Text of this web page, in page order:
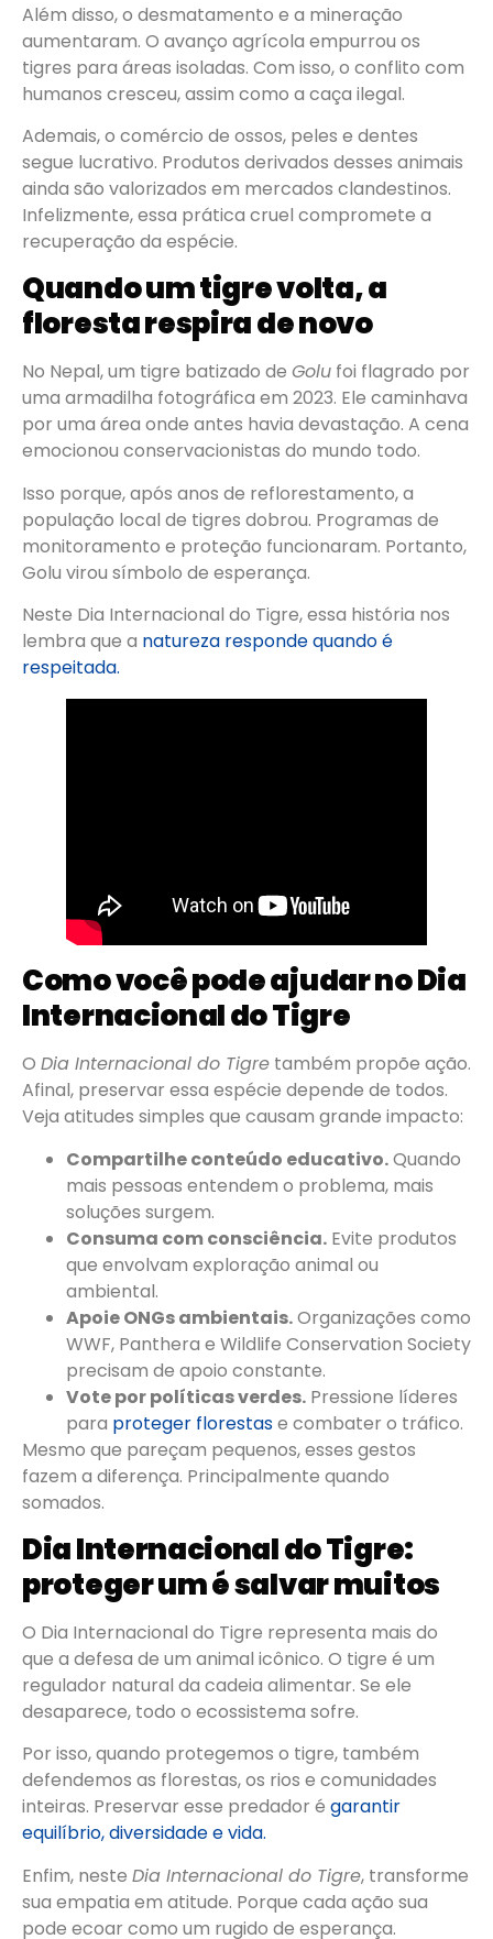
Além disso, o desmatamento e a mineração
aumentaram. O avanço agrícola empurrou os
tigres para áreas isoladas. Com isso, o conflito com
humanos cresceu, assim como a caça ilegal.
Ademais, o comércio de ossos, peles e dentes
segue lucrativo. Produtos derivados desses animais
ainda são valorizados em mercados clandestinos.
Infelizmente, essa prática cruel compromete a
recuperação da espécie.
Quando um tigre volta, a
floresta respira de novo
No Nepal, um tigre batizado de Golu foi flagrado por
uma armadilha fotográfica em 2023. Ele caminhava
por uma área onde antes havia devastação. A cena
emocionou conservacionistas do mundo todo.
Isso porque, após anos de reflorestamento, a
população local de tigres dobrou. Programas de
monitoramento e proteção funcionaram. Portanto,
Golu virou símbolo de esperança.
Neste Dia Internacional do Tigre, essa história nos
lembra que a natureza responde quando é
respeitada.
Como você pode ajudar no Dia
Internacional do Tigre
O Dia Internacional do Tigre também propõe ação.
Afinal, preservar essa espécie depende de todos.
Veja atitudes simples que causam grande impacto:
Compartilhe conteúdo educativo.Quando
mais pessoas entendem o problema, mais
soluções surgem.
Consuma com consciência. Evite produtos
que envolvam exploração animal ou
ambiental.
Apoie ONGs ambientais.Organizações como
WWF, Panthera e Wildlife Conservation Society
precisam de apoio constante.
Vote por políticas verdes. Pressione líderes
para proteger florestase combater o tráfico.
Mesmo que pareçam pequenos, esses gestos
fazem a diferença. Principalmente quando
somados.
Dia Internacional do Tigre:
proteger um é salvar muitos
O Dia Internacional do Tigre representa mais do
que a defesa de um animal icônico. O tigre é um
regulador natural da cadeia alimentar. Se ele
desaparece, todo o ecossistema sofre.
Por isso, quando protegemos o tigre, também
defendemos as florestas, os rios e comunidades
inteiras. Preservar esse predador é garantir
equilíbrio, diversidade e vida.
Enfim, neste Dia Internacional do Tigre, transforme
sua empatia em atitude. Porque cada ação sua
pode ecoar como um rugido de esperança.